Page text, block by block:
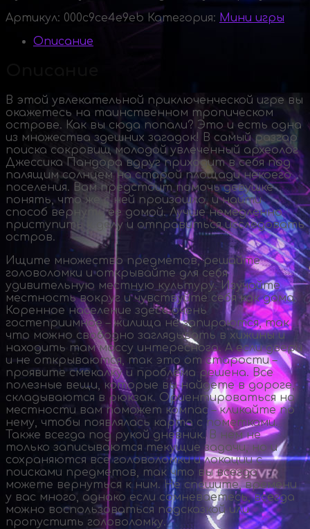
Артикул: 000c9ce4e9eb Категория: Мини игры
Описание
В этой увлекательной приключенческой игре вы
окажетесь на таинственном тропическом
острове. Как вы сюда попали? Это и есть одна
из множества здешних загадок! В самый разгар
поиска сокровищ молодой увлеченный археолог
Джессика Пандора вдруг приходит в себя под
палящим солнцем на старой площади некоего
поселения. Вам предстоит помочь девушке
понять, что же с ней произошло, и найти
способ вернуть ее домой. Лучше немедленно
приступить к делу и отправиться исследовать
остров.
Ищите множество предметов, решайте
головоломки и открывайте для себя
удивительную местную культуру. Изучайте
местность вокруг и чувствуйте себя как дома.
Коренное население здесь очень
гостеприимное – жилища не запираются, так
что можно свободно заглядывать в хижины и
находить там массу интересного. А если двери
и не открываются, так это от старости –
проявите смекалку и проблема решена. Все
полезные вещи, которые вы найдете в дороге,
складываются в рюкзак. Ориентироваться на
местности вам поможет компас – кликайте по
нему, чтобы появлялась карта с пометками.
Также всегда под рукой дневник. В нем не
только записываются текущие задачи, но и
сохраняются все головоломки и локации с
поисками предметов, так что вы всегда
можете вернуться к ним. Не спешите, времени
у вас много, однако если сомневаетесь, всегда
можно воспользоваться подсказкой или
пропустить головоломку.